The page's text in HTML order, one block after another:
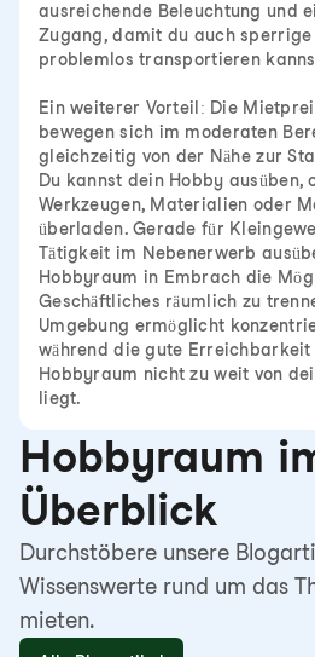
ausreichende Beleuchtung und
Zugang, damit du auch sperrige
problemlos transportieren
Ein weiterer Vorteil: Die
bewegen sich im moderaten
gleichzeitig von der Nähe zur
Du kannst dein Hobby ausüben,
Werkzeugen, Materialien oder
überladen. Gerade für
Tätigkeit im Nebenerwerb
Hobbyraum in Embrach die
Geschäftliches räumlich zu
Umgebung ermöglicht
während die gute
Hobbyraum nicht zu weit von
liegt.
Hobbyraum
Überblick
Durchstöbere unsere
Wissenswerte rund um das
mieten.